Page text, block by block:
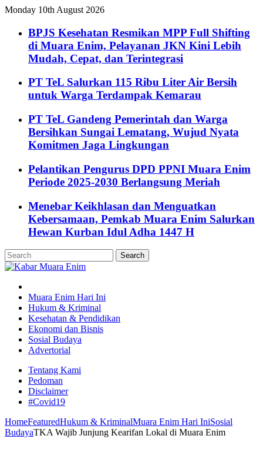
Monday 10th August 2026
BPJS Kesehatan Resmikan MPP Full Shifting
di Muara Enim, Pelayanan JKN Kini Lebih
Mudah, Cepat, dan Terintegrasi
PT TeL Salurkan 115 Ribu Liter Air Bersih
untuk Warga Terdampak Kemarau
PT TeL Gandeng Pemerintah dan Warga
Bersihkan Sungai Lematang, Wujud Nyata
Komitmen Jaga Lingkungan
Pelantikan Pengurus DPD PPNI Muara Enim
Periode 2025-2030 Berlangsung Meriah
Menebar Keikhlasan dan Menguatkan
Kebersamaan, Pemkab Muara Enim Salurkan
Hewan Kurban Idul Adha 1447 H
Muara Enim Hari Ini
Hukum & Kriminal
Kesehatan & Pendidikan
Ekonomi dan Bisnis
Sosial Budaya
Advertorial
Tentang Kami
Pedoman
Disclaimer
#Covid19
HomeFeaturedHukum & KriminalMuara Enim Hari IniSosial
BudayaTKA Wajib Junjung Kearifan Lokal di Muara Enim